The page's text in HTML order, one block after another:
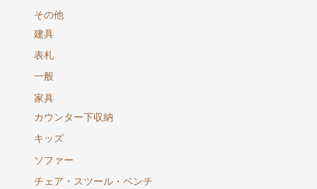
その他
建具
表札
一般
家具
カウンター下収納
キッズ
ソファー
チェア・スツール・ベンチ